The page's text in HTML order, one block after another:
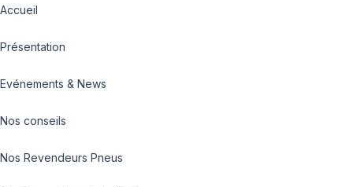
Accueil
Présentation
Evénements & News
Nos conseils
Nos Revendeurs Pneus